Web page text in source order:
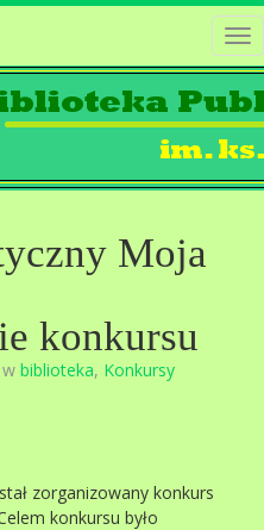
Moja
konkursu
w biblioteka, Konkursy
zorganizowany konkurs
konkursu było